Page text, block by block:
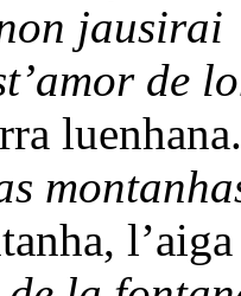
jausirai
de